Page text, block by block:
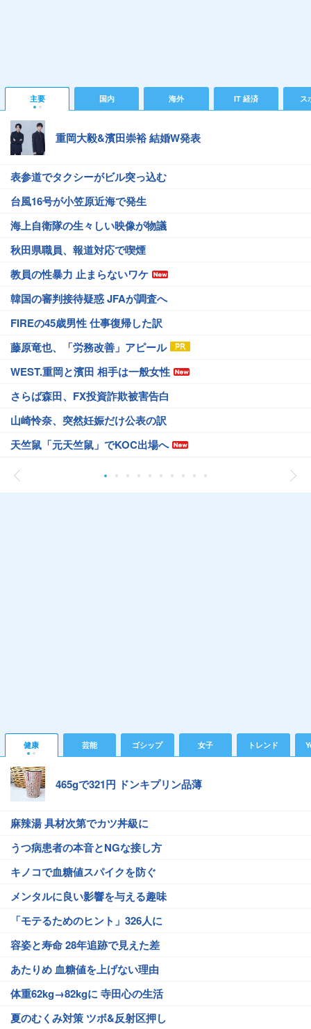
主要 国内 海外 IT 経済 ス
重岡大毅&濱田崇裕 結婚W発表
表参道でタクシーがビル突っ込む
台風16号が小笠原近海で発生
海上自衛隊の生々しい映像が物議
秋田県職員、報道対応で喫煙
教員の性暴力 止まらないワケ
韓国の審判接待疑惑 JFAが調査へ
FIREの45歳男性 仕事復帰した訳
藤原竜也、「労務改善」アピール
WEST.重岡と濱田 相手は一般女性
さらば森田、FX投資詐欺被害告白
山崎怜奈、突然妊娠だけ公表の訳
天竺鼠「元天竺鼠」でKOC出場へ
健康 芸能 ゴシップ 女子 トレンド
465gで321円 ドンキプリン品薄
麻辣湯 具材次第でカツ丼級に
うつ病患者の本音とNGな接し方
キノコで血糖値スパイクを防ぐ
メンタルに良い影響を与える趣味
「モテるためのヒント」326人に
容姿と寿命 28年追跡で見えた差
あたりめ 血糖値を上げない理由
体重62kg→82kgに 寺田心の生活
夏のむくみ対策 ツボ&反射区押し